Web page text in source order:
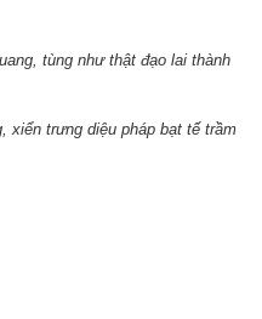
tùng như thật đạo lai thành
diệu pháp bạt tế trầm